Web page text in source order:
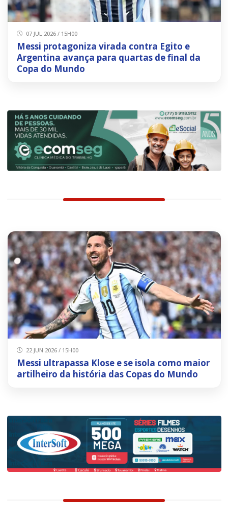
07 JUL 2026 / 15H00
Messi protagoniza virada contra Egito e
Argentina avança para quartas de final da
Copa do Mundo
22 JUN 2026 / 15H00
Messi ultrapassa Klose e se isola como maior
artilheiro da história das Copas do Mundo